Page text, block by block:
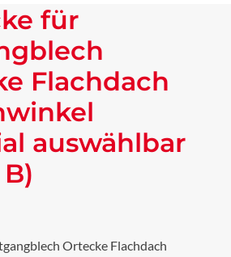
für
Flachdach
auswählbar